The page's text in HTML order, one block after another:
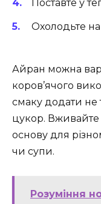
Поставте у
Охолодьте
Айран можна
коров’ячого
смаку додати не
цукор. Вживайте
основу для
чи супи.
Розуміння